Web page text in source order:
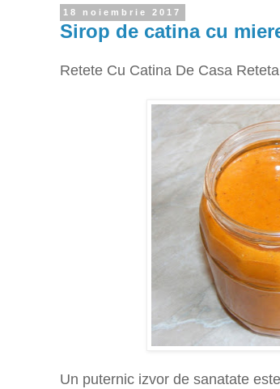
18 noiembrie 2017
Sirop de catina cu
Retete Cu Catina De Casa
Un puternic izvor de sanatate